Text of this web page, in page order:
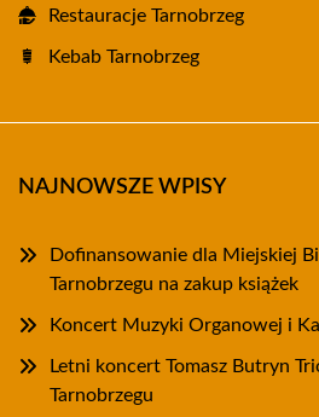
Restauracje Tarnobrzeg
Kebab Tarnobrzeg
NAJNOWSZE WPISY
Dofinansowanie dla Miejskiej
Tarnobrzegu na zakup książek
Koncert Muzyki Organowej i
Letni koncert Tomasz Butryn
Tarnobrzegu